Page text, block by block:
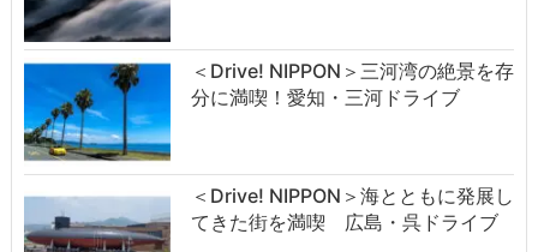
＜Drive! NIPPON＞三河湾の絶景を存
分に満喫！愛知・三河ドライブ
＜Drive! NIPPON＞海とともに発展し
てきた街を満喫 広島・呉ドライブ